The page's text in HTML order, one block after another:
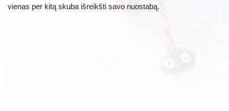
vienas per kitą skuba išreikšti savo nuostabą.